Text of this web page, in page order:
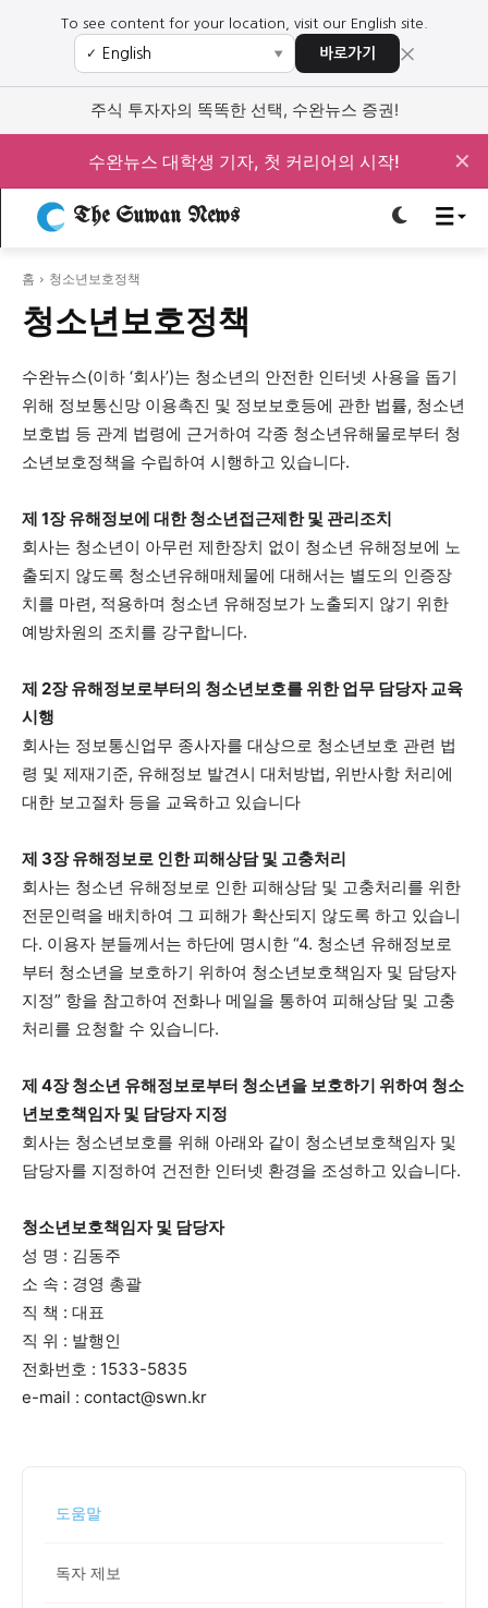
To see content for your location, visit our English site.
✓ ▼ 바로가기 ×
로그인하세요
주요 뉴스
정치 사회 교육
문화 과학·미디어
오피니언 & 특집
특집 기사 바로가기 : 청소년· 청년
사설/칼럼
시 문학 (문학산책)
보도 사진 정치 사회 경제 트렌드
지역 & 글로벌 뉴스
서울전역 인천지역 경기지역
강원지역
제주지역
부산/울산 대전지역 지방정가
ENG 中文 日文
커뮤니티
자유게시판 미니게임 운세 풀이
서비스 & 앱
스토어 수완 키즈 청년공감 청라온
멤버십 소개 이니셔티브
기자단 참여
보도자료 작성 서비스
라라프레스
로그인하세요
주요 뉴스
정치 사회 교육
문화 과학·미디어
오피니언 & 특집
특집 기사 바로가기 : 청소년· 청년
사설/칼럼
시 문학 (문학산책)
보도 사진 정치 사회 경제 트렌드
지역 & 글로벌 뉴스
서울전역 인천지역 경기지역 강원지역
제주지역
부산/울산 대전지역 지방정가
ENG 中文 日文
커뮤니티
자유게시판 미니게임
서비스 & 앱
스토어 수완 키즈 청년공감 청라온
멤버십 소개 이니셔티브
기자단 참여
보도자료 작성 서비스
라라프레스
깊이를 더하고 넓이를 채우다, 전 세대를 위한 뉴스
주식 투자자의 똑똑한 선택, 수완뉴스 증권!
수완뉴스 대학생 기자, 첫 커리어의 시작! ✕
The Suwan News
홈 청소년보호정책
청소년보호정책
수완뉴스(이하 ‘회사’)는 청소년의 안전한 인터넷 사용을 돕기
위해 정보통신망 이용촉진 및 정보보호등에 관한 법률, 청소년
보호법 등 관계 법령에 근거하여 각종 청소년유해물로부터 청
소년보호정책을 수립하여 시행하고 있습니다.
제 1장 유해정보에 대한 청소년접근제한 및 관리조치
회사는 청소년이 아무런 제한장치 없이 청소년 유해정보에 노
출되지 않도록 청소년유해매체물에 대해서는 별도의 인증장
치를 마련, 적용하며 청소년 유해정보가 노출되지 않기 위한
예방차원의 조치를 강구합니다.
제 2장 유해정보로부터의 청소년보호를 위한 업무 담당자 교육
시행
회사는 정보통신업무 종사자를 대상으로 청소년보호 관련 법
령 및 제재기준, 유해정보 발견시 대처방법, 위반사항 처리에
대한 보고절차 등을 교육하고 있습니다
제 3장 유해정보로 인한 피해상담 및 고충처리
회사는 청소년 유해정보로 인한 피해상담 및 고충처리를 위한
전문인력을 배치하여 그 피해가 확산되지 않도록 하고 있습니
다. 이용자 분들께서는 하단에 명시한 “4. 청소년 유해정보로
부터 청소년을 보호하기 위하여 청소년보호책임자 및 담당자
지정” 항을 참고하여 전화나 메일을 통하여 피해상담 및 고충
처리를 요청할 수 있습니다.
제 4장 청소년 유해정보로부터 청소년을 보호하기 위하여 청소
년보호책임자 및 담당자 지정
회사는 청소년보호를 위해 아래와 같이 청소년보호책임자 및
담당자를 지정하여 건전한 인터넷 환경을 조성하고 있습니다.
청소년보호책임자 및 담당자
성 명 : 김동주
소 속 : 경영 총괄
직 책 : 대표
직 위 : 발행인
전화번호 : 1533-5835
e-mail : contact@swn.kr
도움말
독자 제보